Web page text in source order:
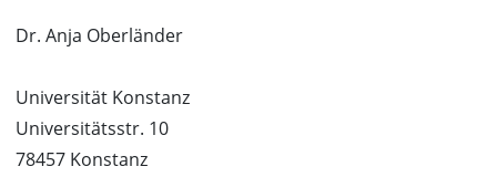
Dr. Anja Oberländer
Universität Konstanz
Universitätsstr. 10
78457 Konstanz